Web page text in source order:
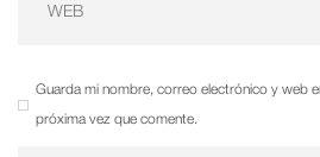
Guarda mi nombre, correo electrónico y web
próxima vez que comente.